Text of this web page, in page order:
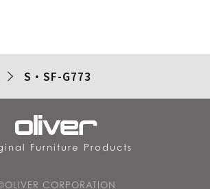
S・SF-G773
Furniture Products
CORPORATION